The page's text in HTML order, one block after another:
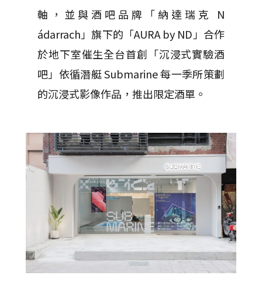
軸，並與酒吧品牌「納達瑞克 N
ádarrach」旗下的「AURA by ND」合作
於地下室催生全台首創「沉浸式實驗酒
吧」依循潛艇 Submarine 每一季所策劃
的沉浸式影像作品，推出限定酒單。